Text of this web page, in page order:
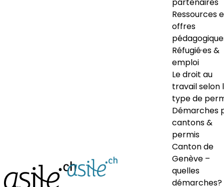
Ressources
offres
Réfugié·es &
emploi
Le droit au
travail selon
type de
Démarches
cantons &
permis
Canton de
Genève –
quelles
démarches?